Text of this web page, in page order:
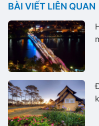
BÀI VIẾT LIÊN QUAN